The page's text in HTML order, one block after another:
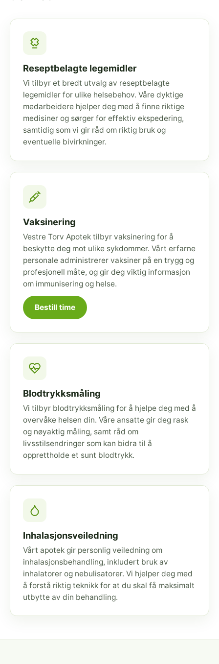
Reseptbelagte legemidler
Vi tilbyr et bredt utvalg av reseptbelagte
legemidler for ulike helsebehov. Våre dyktige
medarbeidere hjelper deg med å finne riktige
medisiner og sørger for effektiv ekspedering,
samtidig som vi gir råd om riktig bruk og
eventuelle bivirkninger.
Vaksinering
Vestre Torv Apotek tilbyr vaksinering for å
beskytte deg mot ulike sykdommer. Vårt erfarne
personale administrerer vaksiner på en trygg og
profesjonell måte, og gir deg viktig informasjon
om immunisering og helse.
Bestill time
Blodtrykksmåling
Vi tilbyr blodtrykksmåling for å hjelpe deg med å
overvåke helsen din. Våre ansatte gir deg rask
og nøyaktig måling, samt råd om
livsstilsendringer som kan bidra til å
opprettholde et sunt blodtrykk.
Inhalasjonsveiledning
Vårt apotek gir personlig veiledning om
inhalasjonsbehandling, inkludert bruk av
inhalatorer og nebulisatorer. Vi hjelper deg med
å forstå riktig teknikk for at du skal få maksimalt
utbytte av din behandling.